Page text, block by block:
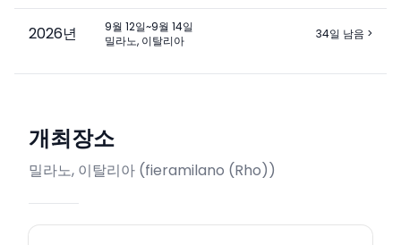
2026년
9월 12일~9월 14일
밀라노, 이탈리아
34일 남음 >
개최장소
밀라노, 이탈리아 (fieramilano (Rho))